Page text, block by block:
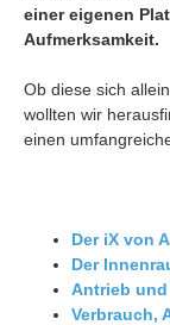
einer eigenen
Aufmerksamkeit.
Ob diese sich
wollten wir
einen
Der iX von
Der
Antrieb
Verbrauch,